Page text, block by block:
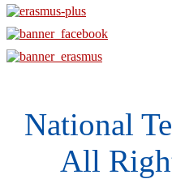
National
All